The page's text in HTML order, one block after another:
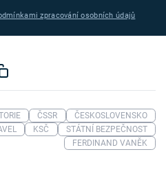
zpracování osobních údajů
ČSSR
ČESKOSLOVENSKO
KSČ
STÁTNÍ BEZPEČNOST
FERDINAND VANĚK